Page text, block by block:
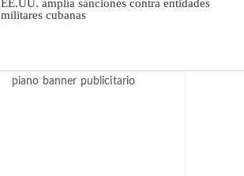
EE.UU. amplía sanciones contra entidades
militares cubanas